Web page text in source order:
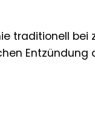
traditionell bei
Entzündung